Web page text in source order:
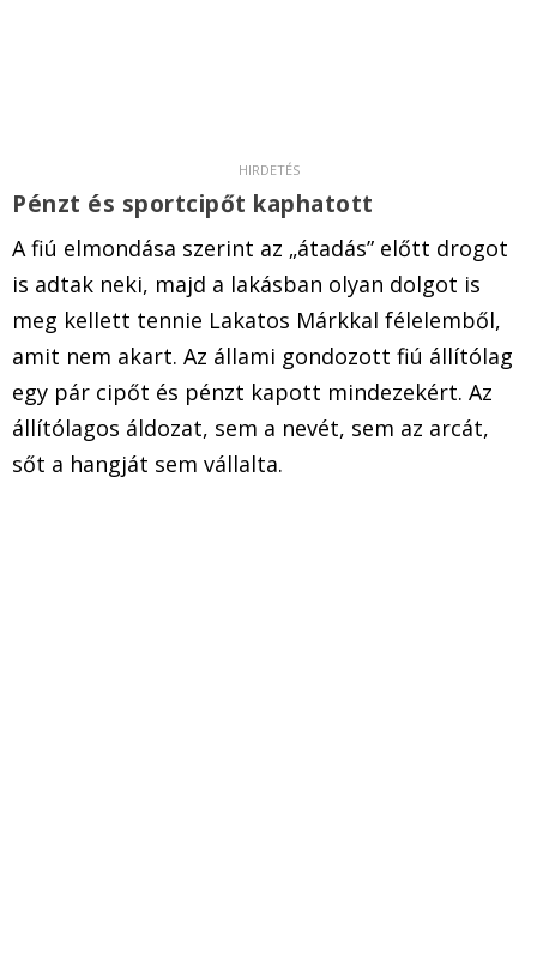
Pénzt és sportcipőt kaphatott
A fiú elmondása szerint az „átadás” előtt drogot
is adtak neki, majd a lakásban olyan dolgot is
meg kellett tennie Lakatos Márkkal félelemből,
amit nem akart. Az állami gondozott fiú állítólag
egy pár cipőt és pénzt kapott mindezekért. Az
állítólagos áldozat, sem a nevét, sem az arcát,
sőt a hangját sem vállalta.